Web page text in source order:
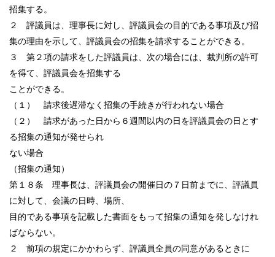
招集する。
２ 評議員は、理事長に対し、評議員会の目的である事項及び招
集の理由を示して、評議員会の招集を請求することができる。
３ 第２項の請求をした評議員は、次の場合には、裁判所の許可
を得て、評議員会を招集する
ことができる。
（１） 請求後遅滞なく招集の手続きが行われない場合
（２） 請求があった日から６週間以内の日を評議員会の日とす
る招集の通知が発せられ
ない場合
（招集の通知）
第１８条 理事長は、評議員会の開催日の７日前までに、評議員
に対して、会議の日時、場所、
目的である事項を記載した書面をもって招集の通知を発しなけれ
ばならない。
２ 前項の規定にかかわらず、評議員全員の同意があるときに